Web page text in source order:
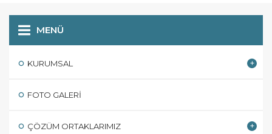
MENÜ
KURUMSAL
FOTO GALERI
ÇÖZÜM ORTAKLARIMIZ